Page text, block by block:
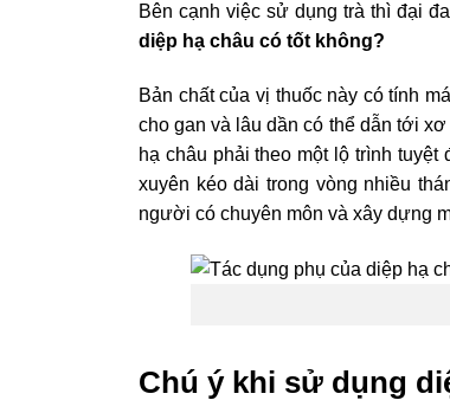
Bên cạnh việc sử dụng trà thì đại
diệp hạ châu có tốt không?
Bản chất của vị thuốc này có tính
cho gan và lâu dần có thể dẫn tới
hạ châu phải theo một lộ trình
xuyên kéo dài trong vòng nhiều
người có chuyên môn và xây dựng
Chú ý khi sử dụng